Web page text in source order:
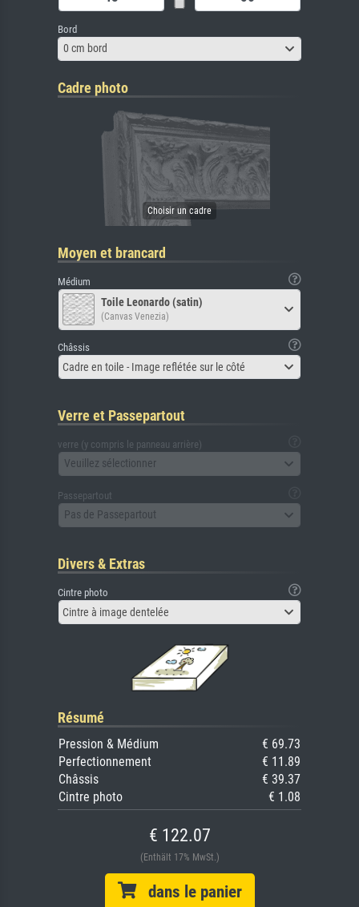
Bord
0 cm bord
Cadre photo
Moyen et brancard
Médium
Toile Leonardo (satin)
(Canvas Venezia)
Châssis
Cadre en toile - Image reflétée sur le côté
Verre et Passepartout
verre (y compris le panneau arrière)
Veuillez sélectionner
Passepartout
Pas de Passepartout
Divers & Extras
Cintre photo
Cintre à image dentelée
Résumé
Pression & Médium
€ 69.73
Perfectionnement
€ 11.89
Châssis
€ 39.37
Cintre photo
€ 1.08
€ 122.07
(Enthält 17% MwSt.)
dans le panier